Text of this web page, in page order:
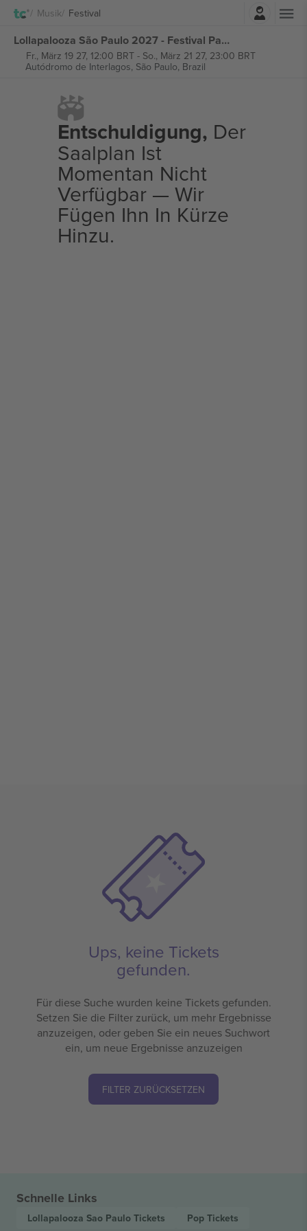
Musik Festival
Lollapalooza São Paulo 2027 - Festival Pass tickets
Fr., März 19 27, 12:00 BRT- So., März 21 27, 23:00 BRT
Autódromo de Interlagos, São Paulo, Brazil
Entschuldigung, Der
Saalplan Ist
Momentan Nicht
Verfügbar — Wir
Fügen Ihn In Kürze
Hinzu.
Ups, keine Tickets
gefunden.
Für diese Suche wurden keine Tickets gefunden.
Setzen Sie die Filter zurück, um mehr Ergebnisse
anzuzeigen, oder geben Sie ein neues Suchwort
ein, um neue Ergebnisse anzuzeigen
FILTER ZURÜCKSETZEN
Schnelle Links
Lollapalooza Sao Paulo Tickets Pop Tickets